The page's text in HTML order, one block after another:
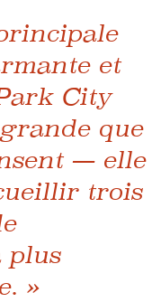
et
City
que
— elle
trois
plus
»